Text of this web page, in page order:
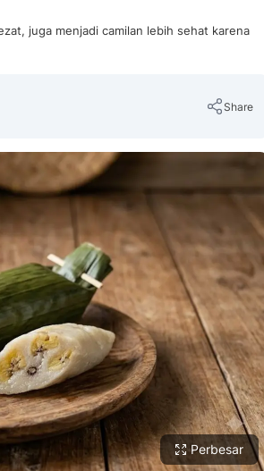
juga menjadi camilan lebih sehat karena
Share
Perbesar